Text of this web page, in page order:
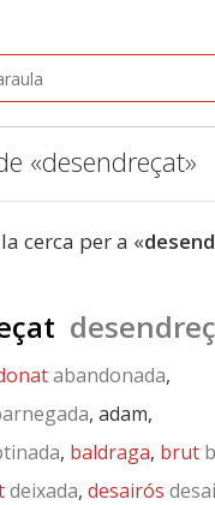
«desendreçat»
cerca per a «
abandonada,
, adam,
, baldraga, brut
deixada, desairós